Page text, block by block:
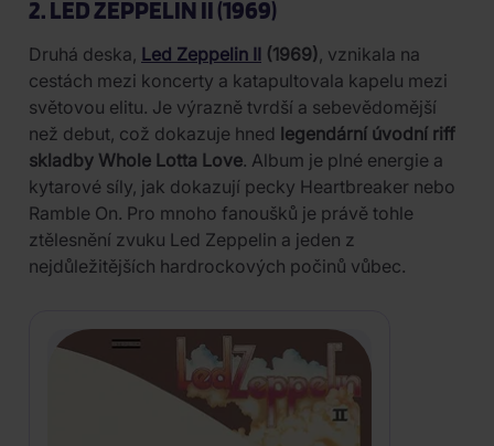
2. LED ZEPPELIN II (1969)
Druhá deska, Led Zeppelin II (1969), vznikala na
cestách mezi koncerty a katapultovala kapelu mezi
světovou elitu. Je výrazně tvrdší a sebevědomější
než debut, což dokazuje hned legendární úvodní riff
skladby Whole Lotta Love. Album je plné energie a
kytarové síly, jak dokazují pecky Heartbreaker nebo
Ramble On. Pro mnoho fanoušků je právě tohle
ztělesnění zvuku Led Zeppelin a jeden z
nejdůležitějších hardrockových počinů vůbec.